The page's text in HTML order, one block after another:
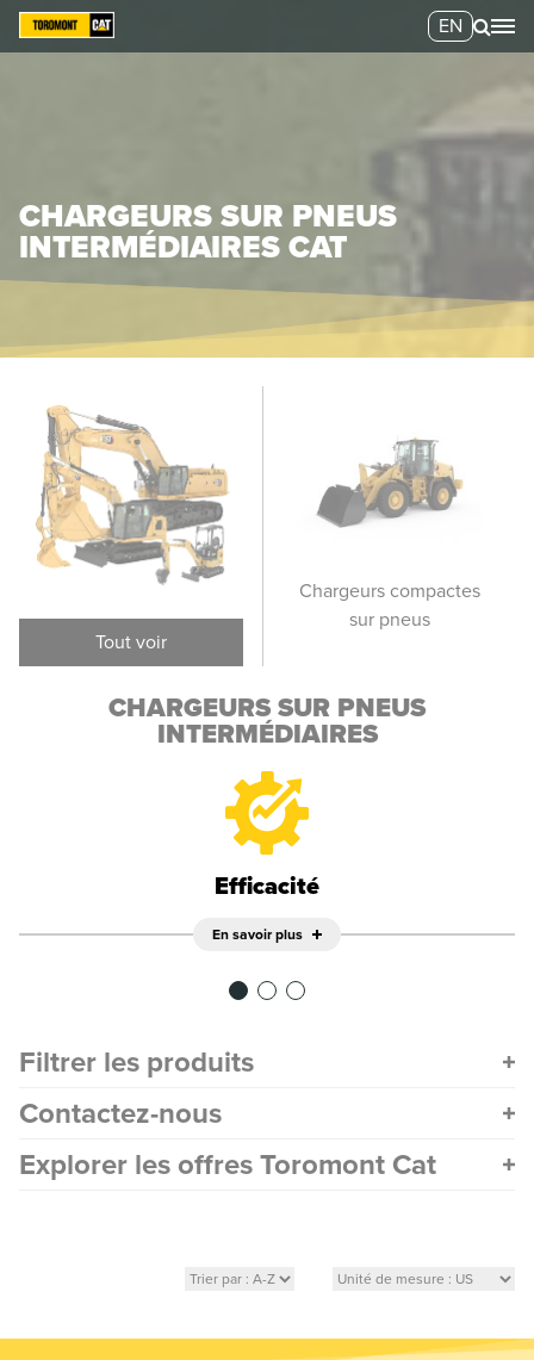
EN
CHARGEURS SUR PNEUS
INTERMÉDIAIRES CAT
Tout voir
Gros chargeurs sur
pneus
Chargeurs compactes
sur pneus
CHARGEURS SUR PNEUS
INTERMÉDIAIRES
Efficacité
En savoir plus
Filtrer les produits
Contactez-nous
Explorer les offres Toromont Cat